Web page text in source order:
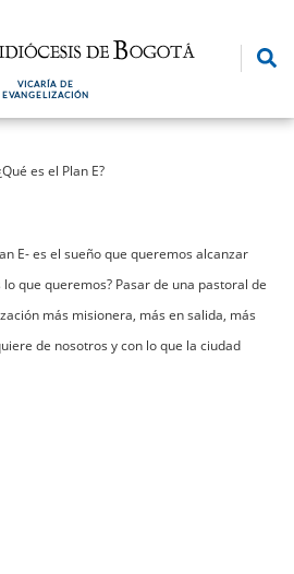
VICARÍA DE
EVANGELIZACIÓN
es el Plan E?
E- es el sueño que queremos alcanzar
que queremos? Pasar de una pastoral de
más misionera, más en salida, más
de nosotros y con lo que la ciudad